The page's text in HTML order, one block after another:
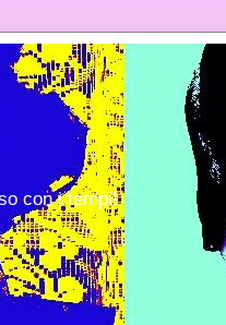
con i tempi!